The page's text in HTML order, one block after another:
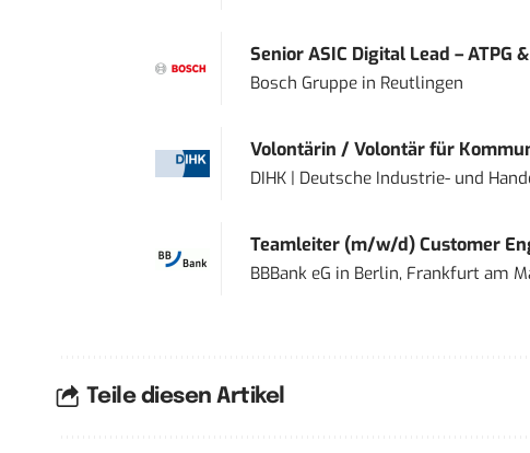
Senior ASIC Digital Lead – ATPG
Bosch Gruppein Reutlingen
Volontärin / Volontär für
DIHK | Deutsche Industrie- und
Teamleiter (m/w/d) Customer
BBBank eG in Berlin, Frankfurt am
Teile diesen Artikel